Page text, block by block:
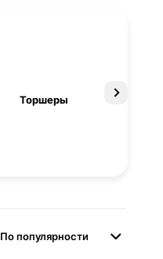
Торшеры
По популярности